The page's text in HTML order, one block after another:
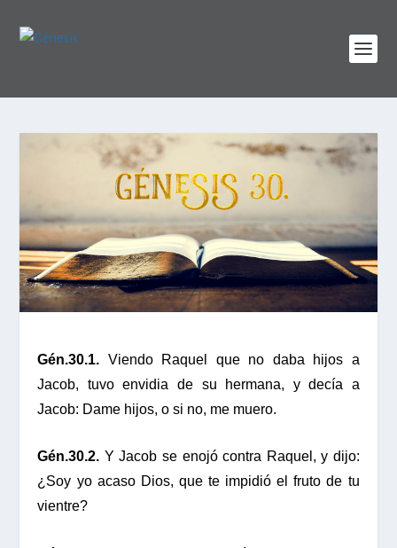
Gén.30.1. Viendo Raquel que no daba hijos a
Jacob, tuvo envidia de su hermana, y decía a
Jacob: Dame hijos, o si no, me muero.
Gén.30.2. Y Jacob se enojó contra Raquel, y dijo:
¿Soy yo acaso Dios, que te impidió el fruto de tu
vientre?